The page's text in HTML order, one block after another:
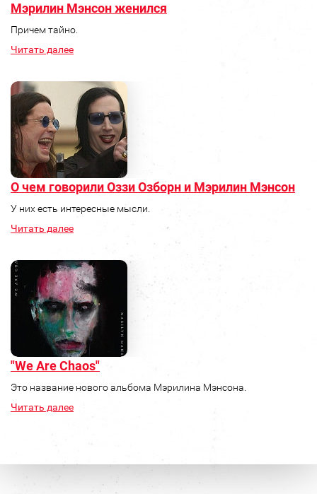
Мэрилин Мэнсон женился
Причем тайно.
Читать далее
О чем говорили Оззи Озборн и Мэрилин Мэнсон
У них есть интересные мысли.
Читать далее
"We Are Chaos"
Это название нового альбома Мэрилина Мэнсона.
Читать далее